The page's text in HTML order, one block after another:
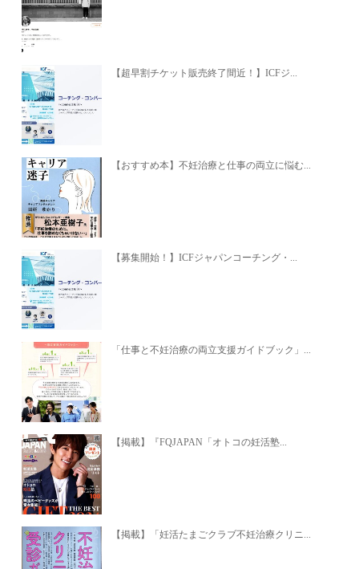
【超早割チケット販売終了間近！】ICFジ...
【おすすめ本】不妊治療と仕事の両立に悩む...
【募集開始！】ICFジャパンコーチング・...
「仕事と不妊治療の両立支援ガイドブック」...
【掲載】『FQJAPAN「オトコの妊活塾...
【掲載】「妊活たまごクラブ不妊治療クリニ...